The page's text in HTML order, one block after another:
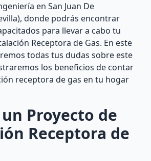
en San Juan De
donde podrás encontrar
para llevar a cabo tu
Receptora de Gas. En este
todas tus dudas sobre este
los beneficios de contar
receptora de gas en tu hogar
un Proyecto de
Receptora de